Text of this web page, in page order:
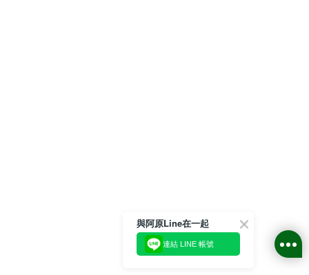
與阿原Line在一起
連結 LINE 帳號